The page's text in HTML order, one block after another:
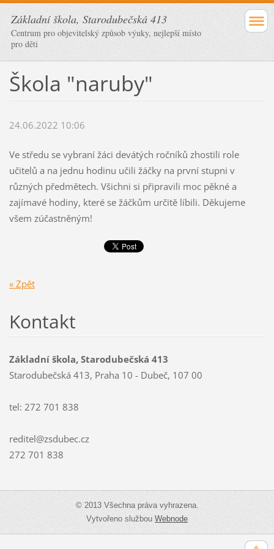
Základní škola, Starodubečská 413
Centrum pro objevitelský způsob výuky, nejlepší místo
pro děti
Škola "naruby"
24.06.2022 10:06
Ve středu se vybraní žáci devátých ročníků zhostili role
učitelů a na jednu hodinu učili žáčky na první stupni v
různých předmětech. Všichni si připravili moc pěkné a
zajímavé hodiny, které se žáčkům určitě líbili. Děkujeme
všem zúčastněným!
« Zpět
Kontakt
Základní škola, Starodubečská 413
Starodubečská 413, Praha 10 - Dubeč, 107 00
tel: 272 701 838
reditel@zsdubec.cz
272 701 838
© 2013 Všechna práva vyhrazena.
Vytvořeno službouWebnode